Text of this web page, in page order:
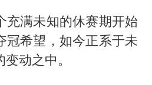
充满未知的休赛期开始
冠希望，如今正系于未
动之中。